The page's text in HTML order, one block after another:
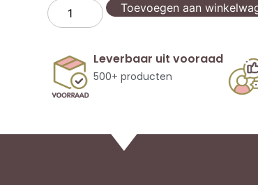
Toevoegen aan
Leverbaar uit vooraad
500+ producten